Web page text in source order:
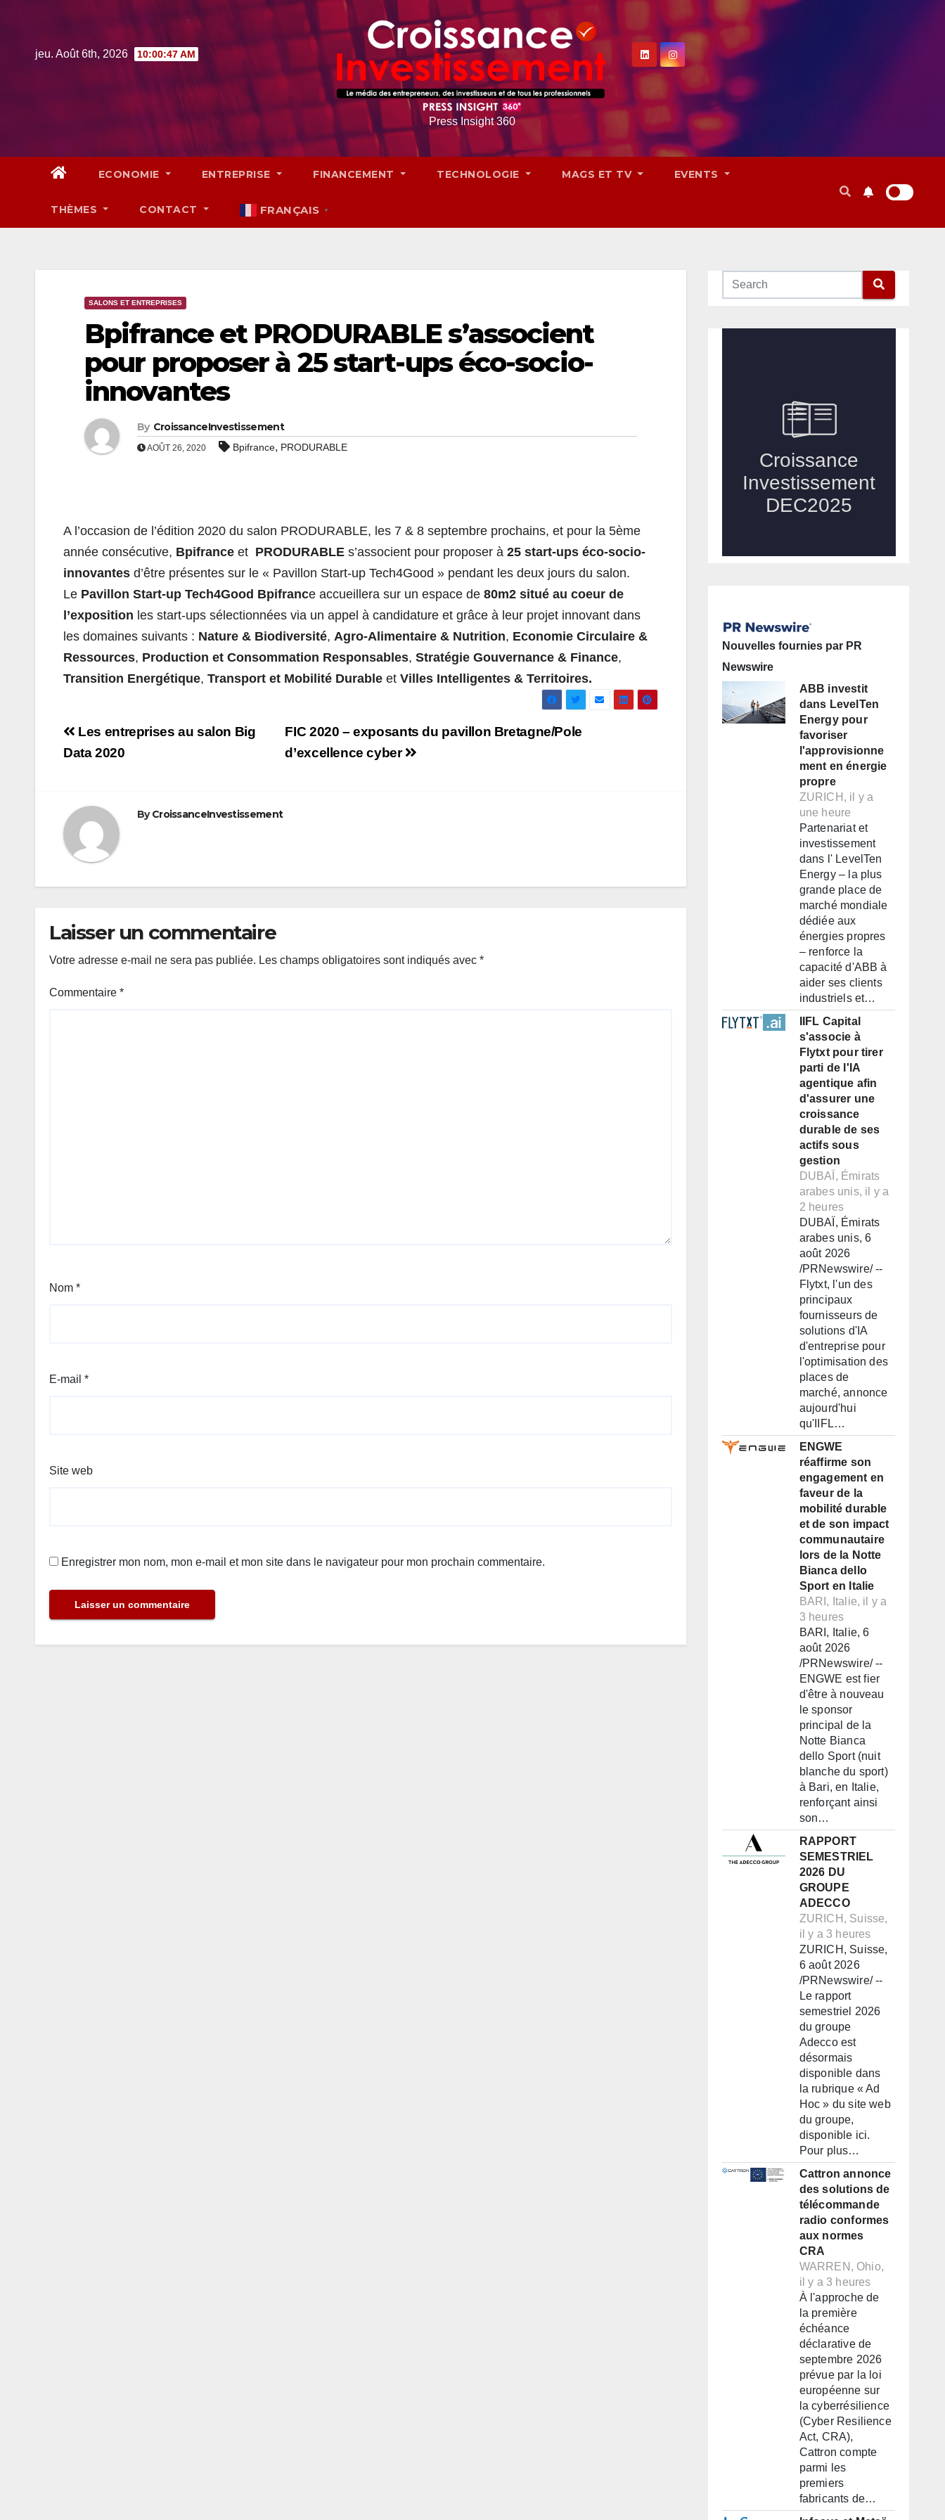
jeu. Août 6th, 2026 10:00:48 AM
Press Insight 360
ECONOMIE ENTREPRISE FINANCEMENT TECHNOLOGIE MAGS ET TV EVENTS
THÈMES CONTACT FRANÇAIS ▼
SALONS ET ENTREPRISES
Bpifrance et PRODURABLE s’associent
pour proposer à 25 start-ups éco-socio-
innovantes
By CroissanceInvestissement
AOÛT 26, 2020 Bpifrance, PRODURABLE
A l’occasion de l’édition 2020 du salon PRODURABLE, les 7 & 8 septembre prochains, et pour la 5ème
année consécutive, Bpifrance et PRODURABLE s’associent pour proposer à 25 start-ups éco-socio-
innovantes d’être présentes sur le « Pavillon Start-up Tech4Good » pendant les deux jours du salon.
Le Pavillon Start-up Tech4Good Bpifrance accueillera sur un espace de 80m2 situé au coeur de
l’exposition les start-ups sélectionnées via un appel à candidature et grâce à leur projet innovant dans
les domaines suivants : Nature & Biodiversité, Agro-Alimentaire & Nutrition, Economie Circulaire &
Ressources, Production et Consommation Responsables, Stratégie Gouvernance & Finance,
Transition Energétique, Transport et Mobilité Durable et Villes Intelligentes & Territoires.
Navigation
de
FIC 2020 – exposants du pavillon Bretagne/Pole
d’excellence cyber
Les entreprises au salon Big
Data 2020
ByCroissanceInvestissement
Laisser un commentaire
Votre adresse e-mail ne sera pas publiée. Les champs obligatoires sont indiqués avec *
Commentaire *
Nom *
E-mail *
Site web
Enregistrer mon nom, mon e-mail et mon site dans le navigateur pour mon prochain commentaire.
Nouvelles fournies par PR
Newswire
ABB investit
dans LevelTen
Energy pour
favoriser
l'approvisionne
ment en énergie
propre
ZURICH, il y a
une heure
Partenariat et
investissement
dans l' LevelTen
Energy – la plus
grande place de
marché mondiale
dédiée aux
énergies propres
– renforce la
capacité d'ABB à
aider ses clients
industriels et…
IIFL Capital
s'associe à
Flytxt pour tirer
parti de l'IA
agentique afin
d'assurer une
croissance
durable de ses
actifs sous
gestion
DUBAÏ, Émirats
arabes unis, il y a
2 heures
DUBAÏ, Émirats
arabes unis, 6
août 2026
/PRNewswire/ --
Flytxt, l'un des
principaux
fournisseurs de
solutions d'IA
d'entreprise pour
l'optimisation des
places de
marché, annonce
aujourd'hui
qu'IIFL…
ENGWE
réaffirme son
engagement en
faveur de la
mobilité durable
et de son impact
communautaire
lors de la Notte
Bianca dello
Sport en Italie
BARI, Italie, il y a
3 heures
BARI, Italie, 6
août 2026
/PRNewswire/ --
ENGWE est fier
d'être à nouveau
le sponsor
principal de la
Notte Bianca
dello Sport (nuit
blanche du sport)
à Bari, en Italie,
renforçant ainsi
son…
RAPPORT
SEMESTRIEL
2026 DU
GROUPE
ADECCO
ZURICH, Suisse,
il y a 3 heures
ZURICH, Suisse,
6 août 2026
/PRNewswire/ --
Le rapport
semestriel 2026
du groupe
Adecco est
désormais
disponible dans
la rubrique « Ad
Hoc » du site web
du groupe,
disponible ici.
Pour plus…
Cattron annonce
des solutions de
télécommande
radio conformes
aux normes
CRA
WARREN, Ohio,
il y a 3 heures
À l'approche de
la première
échéance
déclarative de
septembre 2026
prévue par la loi
européenne sur
la cyberrésilience
(Cyber Resilience
Act, CRA),
Cattron compte
parmi les
premiers
fabricants de…